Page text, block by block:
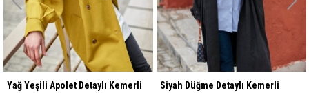
Yağ Yeşili Apolet Detaylı Kemerli
Siyah Düğme Detaylı Kemerli